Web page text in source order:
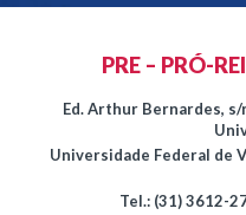
PRE – PRÓ-
Ed. Arthur Bernardes, s/
Universidade Federal de
Tel.: (31) 3612-